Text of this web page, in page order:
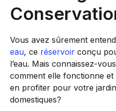
Vous avez sûrement
eau, ce réservoir conçu
l’eau. Mais connaissez-
comment elle fonctionne
en profiter pour votre
domestiques?